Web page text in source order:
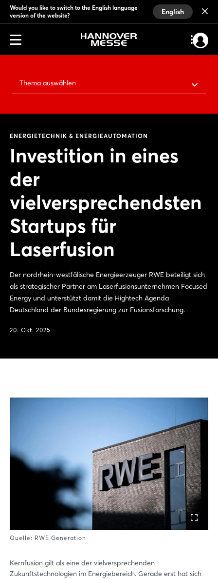
Would you like to switch to the English language
version of the website?
English
Thema auswählen
ENERGIETECHNIK & ENERGIEAUTOMATION
Investition in eines
der
vielversprechendsten
Startups für
Laserfusion
Der nordrhein-westfälische Energieerzeuger RWE beteiligt sich
als strategischer Partner am Laserfusionsunternehmen Focused
Energy und unterstützt damit die Hightech Agenda
Deutschland der Bundesregierung zur Fusionsforschung.
20. Okt. 2025
Quelle: RWE Generation
Kernfusion gilt als eine der vielversprechenden
Zukunftstechnologien im Energiebereich. Gerade erst hat sich